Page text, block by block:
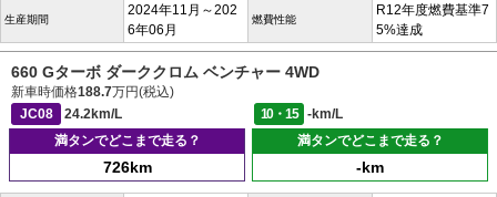
生産期間
2024年11月～202
6年06月
燃費性能
R12年度燃費基準7
5%達成
660 Gターボ ダーククロム ベンチャー 4WD
新車時価格188.7万円(税込)
JC08
24.2km/L 10・15
-km/L
満タンでどこまで走る？
726km
満タンでどこまで走る？
-km